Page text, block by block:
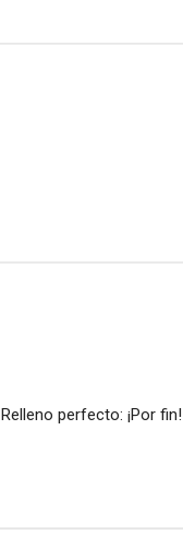
Relleno perfecto: ¡Por